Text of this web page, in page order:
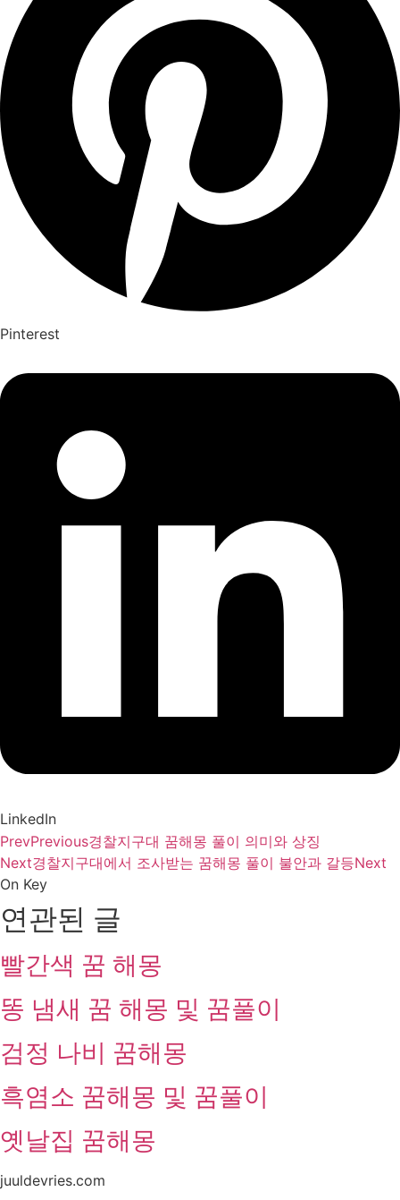
Pinterest
LinkedIn
PrevPrevious경찰지구대 꿈해몽 풀이 의미와 상징
Next경찰지구대에서 조사받는 꿈해몽 풀이 불안과 갈등Next
On Key
연관된 글
빨간색 꿈 해몽
똥 냄새 꿈 해몽 및 꿈풀이
검정 나비 꿈해몽
흑염소 꿈해몽 및 꿈풀이
옛날집 꿈해몽
juuldevries.com